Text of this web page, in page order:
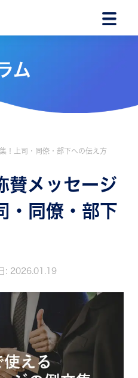
ム
！上司・同僚・部下への伝え方
賛メッセージ
・同僚・部下
: 2026.01.19